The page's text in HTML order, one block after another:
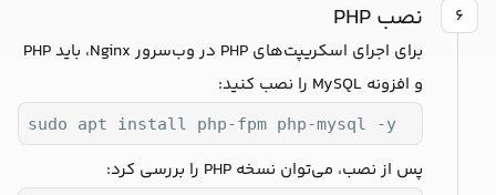
۶ نصب PHP
برای اجرای اسکریپت‌های PHP در وب‌سرور Nginx، باید PHP
و افزونه MySQL را نصب کنید:
sudo apt install php-fpm php-mysql -y
پس از نصب، می‌توان نسخه PHP را بررسی کرد: